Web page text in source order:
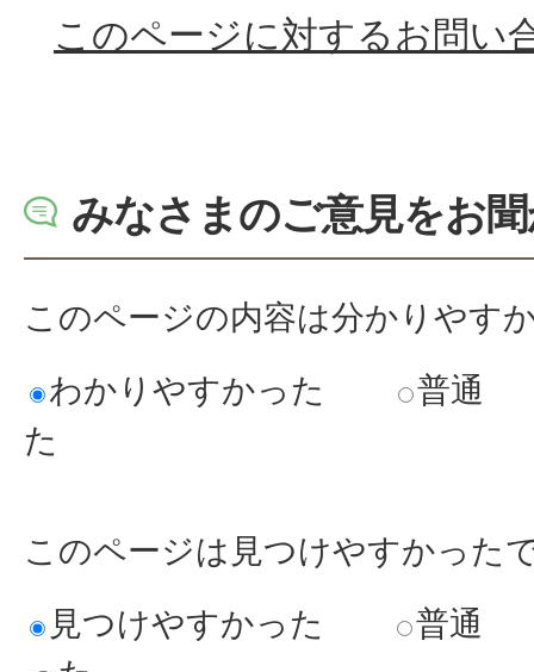
このページに対するお問い
みなさまのご意見をお
このページの内容は分かりやす
わかりやすかった
普通
た
このページは見つけやすかった
見つけやすかった
普通